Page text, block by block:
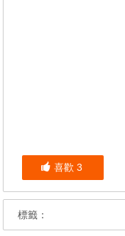
喜歡 3
標籤：